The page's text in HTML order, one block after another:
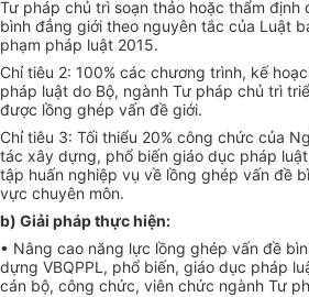
Tư pháp chủ trì soạn thảo hoặc thẩm định
bình đẳng giới theo nguyên tắc của Luật
phạm pháp luật 2015.
Chỉ tiêu 2: 100% các chương trình, kế
pháp luật do Bộ, ngành Tư pháp chủ trì triể
được lồng ghép vấn đề giới.
Chỉ tiêu 3: Tối thiểu 20% công chức của
tác xây dựng, phổ biến giáo dục pháp
tập huấn nghiệp vụ về lồng ghép vấn đề
vực chuyên môn.
b) Giải pháp thực hiện:
• Nâng cao năng lực lồng ghép vấn đề
dựng VBQPPL, phổ biến, giáo dục pháp
cán bộ, công chức, viên chức ngành Tư